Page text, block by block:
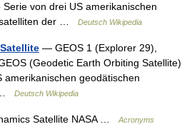
von drei US amerikanischen
der …
Deutsch Wikipedia
— GEOS 1 (Explorer 29),
(Geodetic Earth Orbiting Satellite)
amerikanischen geodätischen
…
Deutsch Wikipedia
Satellite NASA … Acronyms